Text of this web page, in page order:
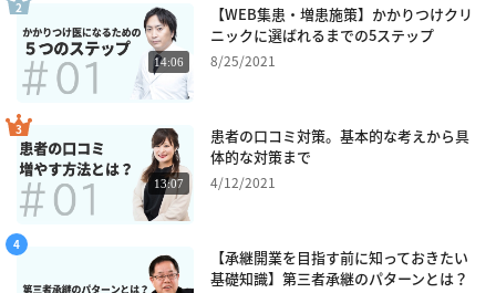
14:06
【WEB集患・増患施策】かかりつけクリ
ニックに選ばれるまでの5ステップ
8/25/2021
13:07
患者の口コミ対策。基本的な考えから具
体的な対策まで
4/12/2021
【承継開業を目指す前に知っておきたい
基礎知識】第三者承継のパターンとは？